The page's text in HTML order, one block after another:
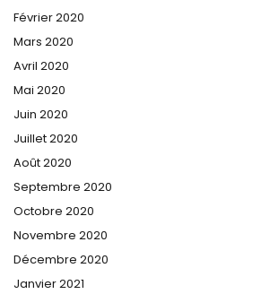
Février 2020
Mars 2020
Avril 2020
Mai 2020
Juin 2020
Juillet 2020
Août 2020
Septembre 2020
Octobre 2020
Novembre 2020
Décembre 2020
Janvier 2021